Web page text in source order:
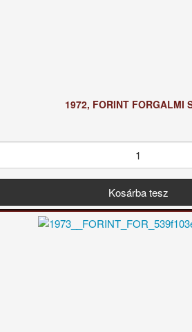
1972, FORINT FORGALMI